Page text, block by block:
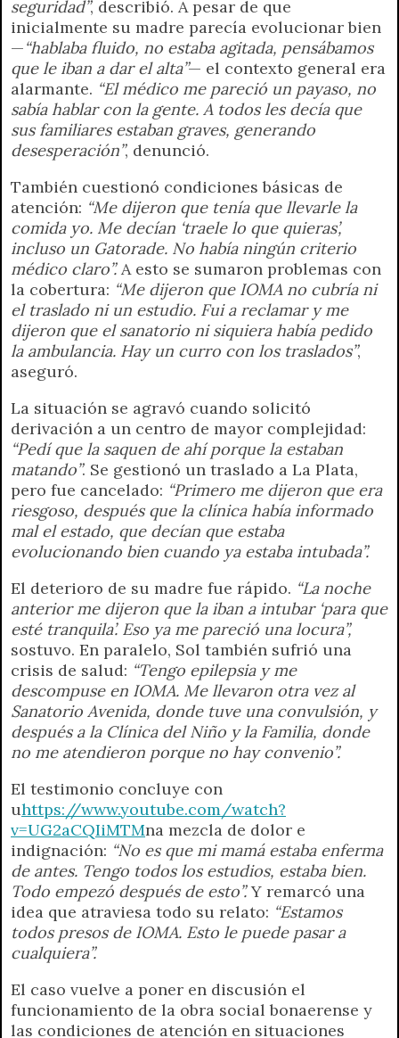
seguridad”, describió. A pesar de que
inicialmente su madre parecía evolucionar bien
—“hablaba fluido, no estaba agitada, pensábamos
que le iban a dar el alta”— el contexto general era
alarmante. “El médico me pareció un payaso, no
sabía hablar con la gente. A todos les decía que
sus familiares estaban graves, generando
desesperación”, denunció.
También cuestionó condiciones básicas de
atención: “Me dijeron que tenía que llevarle la
comida yo. Me decían ‘traele lo que quieras’,
incluso un Gatorade. No había ningún criterio
médico claro”.A esto se sumaron problemas con
la cobertura: “Me dijeron que IOMA no cubría ni
el traslado ni un estudio. Fui a reclamar y me
dijeron que el sanatorio ni siquiera había pedido
la ambulancia. Hay un curro con los traslados”,
aseguró.
La situación se agravó cuando solicitó
derivación a un centro de mayor complejidad:
“Pedí que la saquen de ahí porque la estaban
matando”. Se gestionó un traslado a La Plata,
pero fue cancelado: “Primero me dijeron que era
riesgoso, después que la clínica había informado
mal el estado, que decían que estaba
evolucionando bien cuando ya estaba intubada”.
El deterioro de su madre fue rápido. “La noche
anterior me dijeron que la iban a intubar ‘para que
esté tranquila’. Eso ya me pareció una locura”,
sostuvo. En paralelo, Sol también sufrió una
crisis de salud: “Tengo epilepsia y me
descompuse en IOMA. Me llevaron otra vez al
Sanatorio Avenida, donde tuve una convulsión, y
después a la Clínica del Niño y la Familia, donde
no me atendieron porque no hay convenio”.
El testimonio concluye con
uhttps://www.youtube.com/watch?
v=UG2aCQIiMTMna mezcla de dolor e
indignación: “No es que mi mamá estaba enferma
de antes. Tengo todos los estudios, estaba bien.
Todo empezó después de esto”.Y remarcó una
idea que atraviesa todo su relato: “Estamos
todos presos de IOMA. Esto le puede pasar a
cualquiera”.
El caso vuelve a poner en discusión el
funcionamiento de la obra social bonaerense y
las condiciones de atención en situaciones